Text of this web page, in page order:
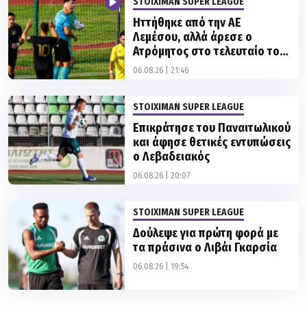
Λεμέσου, αλλά άρεσε ο
Ατρόμητος στο τελευταίο του
φιλικό στην Πολωνία
06.08.26 | 21:46
STOIXIMAN SUPER LEAGUE
και άφησε θετικές εντυπώσεις
ο Λεβαδειακός
06.08.26 | 20:07
STOIXIMAN SUPER LEAGUE
τα πράσινα ο Λιβάι Γκαρσία
06.08.26 | 19:54